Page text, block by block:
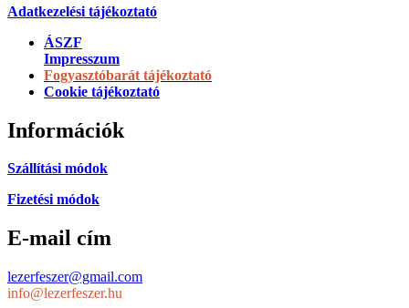
Adatkezelési tájékoztató
ÁSZF
Impresszum
Fogyasztóbarát tájékoztató
Cookie tájékoztató
Információk
Szállítási módok
Fizetési módok
E-mail cím
lezerfeszer@gmail.com
info@lezerfeszer.hu